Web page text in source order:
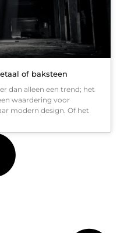
of baksteen
dan alleen een trend; het
waardering voor
modern design. Of het